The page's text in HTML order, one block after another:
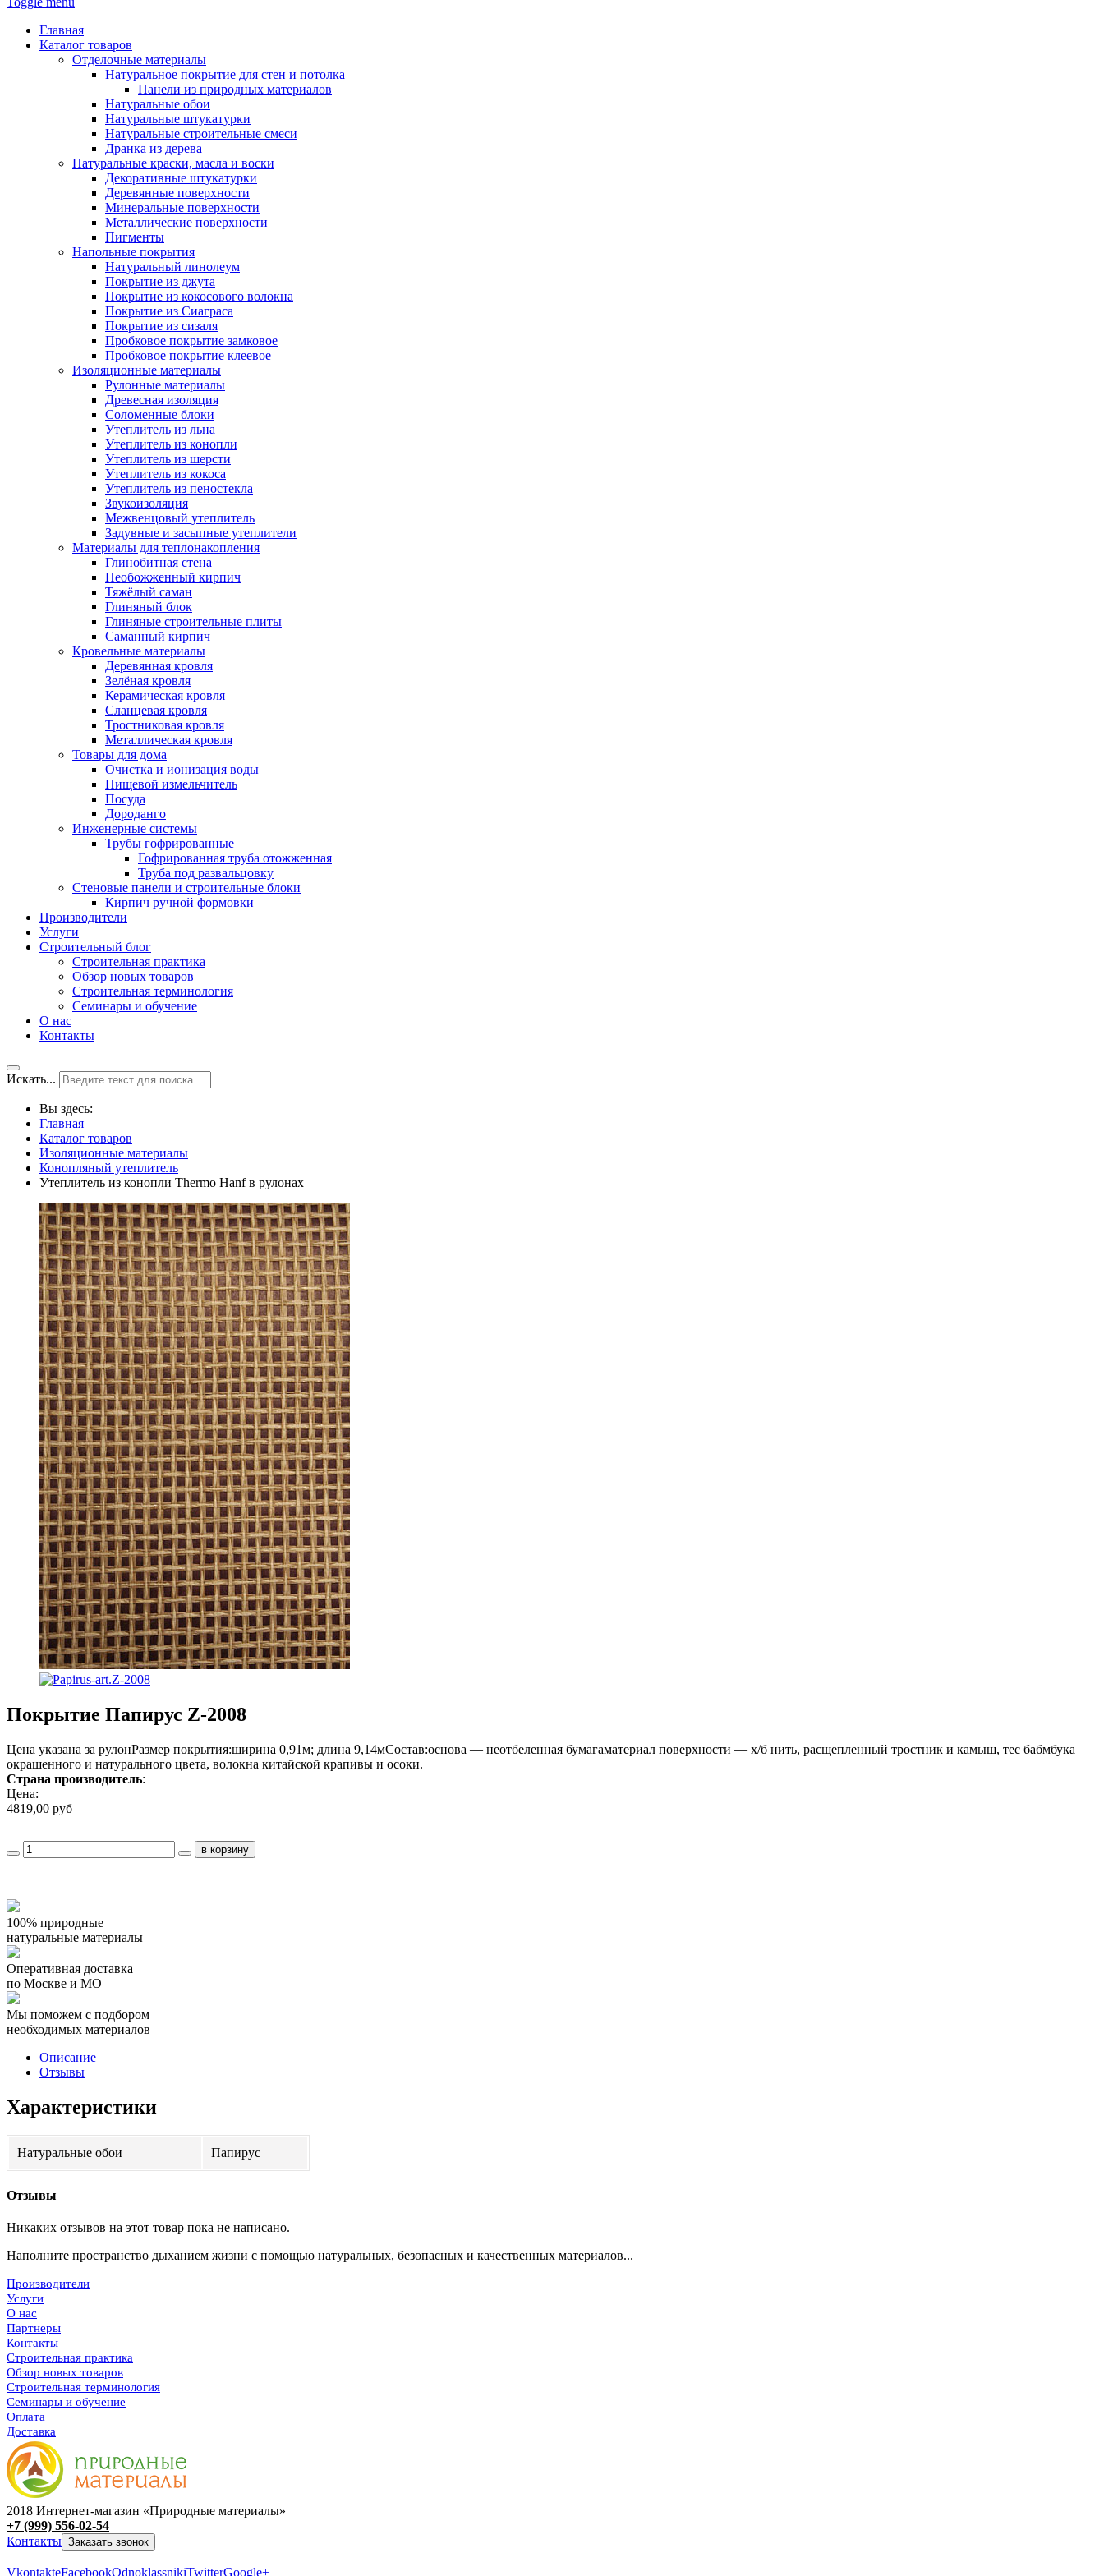
Главная
Каталог товаров
Отделочные материалы
Натуральное покрытие для стен и потолка
Панели из природных материалов
Натуральные обои
Натуральные штукатурки
Натуральные строительные смеси
Дранка из дерева
Натуральные краски, масла и воски
Декоративные штукатурки
Деревянные поверхности
Минеральные поверхности
Металлические поверхности
Пигменты
Напольные покрытия
Натуральный линолеум
Покрытие из джута
Покрытие из кокосового волокна
Покрытие из Сиаграса
Покрытие из сизаля
Пробковое покрытие замковое
Пробковое покрытие клеевое
Изоляционные материалы
Рулонные материалы
Древесная изоляция
Соломенные блоки
Утеплитель из льна
Утеплитель из конопли
Утеплитель из шерсти
Утеплитель из кокоса
Утеплитель из пеностекла
Звукоизоляция
Межвенцовый утеплитель
Задувные и засыпные утеплители
Материалы для теплонакопления
Глинобитная стена
Необожженный кирпич
Тяжёлый саман
Глиняный блок
Глиняные строительные плиты
Саманный кирпич
Кровельные материалы
Деревянная кровля
Зелёная кровля
Керамическая кровля
Сланцевая кровля
Тростниковая кровля
Металлическая кровля
Товары для дома
Очистка и ионизация воды
Пищевой измельчитель
Посуда
Дороданго
Инженерные системы
Трубы гофрированные
Гофрированная труба отожженная
Труба под развальцовку
Стеновые панели и строительные блоки
Кирпич ручной формовки
Производители
Услуги
Строительный блог
Строительная практика
Обзор новых товаров
Строительная терминология
Семинары и обучение
О нас
Контакты
Искать...
Вы здесь:
Главная
Каталог товаров
Изоляционные материалы
Конопляный утеплитель
Утеплитель из конопли Thermo Hanf в рулонах
Покрытие Папирус Z-2008
Цена указана за рулонРазмер покрытия:ширина 0,91м; длина 9,14мСостав:основа — неотбеленная бумагаматериал поверхности — х/б нить, расщепленный тростник и камыш, тес бабмбука
окрашенного и натурального цвета, волокна китайской крапивы и осоки.
Страна производитель:
Цена:
4819,00 руб
100% природные
натуральные материалы
Оперативная доставка
по Москве и МО
Мы поможем с подбором
необходимых материалов
Описание
Отзывы
Характеристики
Натуральные обои Папирус
Отзывы
Никаких отзывов на этот товар пока не написано.
Наполните пространство дыханием жизни с помощью натуральных, безопасных и качественных материалов...
Производители
Услуги
О нас
Партнеры
Контакты
Строительная практика
Обзор новых товаров
Строительная терминология
Семинары и обучение
Оплата
Доставка
2018 Интернет-магазин «Природные материалы»
+7 (999) 556-02-54
Контакты Заказать звонок
VkontakteFacebookOdnoklassnikiTwitterGoogle+